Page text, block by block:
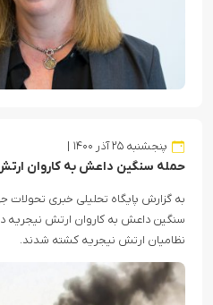
پنجشنبه ۲۵ آذر ۱۴۰۰
حمله سنگین داعش به کاروان
به گزارش پایگاه تحلیلی خبری تحولات
سنگین داعش به کاروان ارتش نیجریه در
نظامیان ارتش نیجریه کشته شدند.